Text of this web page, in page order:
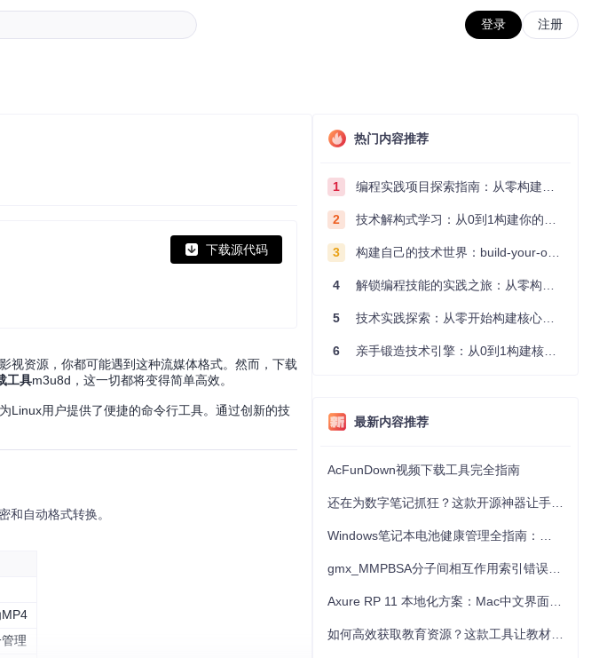
登录 注册
下载源代码
视资源，你都可能遇到这种流媒体格式。然而，下载
工具m3u8d，这一切都将变得简单高效。
Linux用户提供了便捷的命令行工具。通过创新的技
和自动格式转换。
理
热门内容推荐
1 编程实践项目探索指南：从零构建技术能力体系
2 技术解构式学习：从0到1构建你的编程知识体系
3 构建自己的技术世界：build-your-own-x项目的实践探索指南
4 解锁编程技能的实践之旅：从零构建你的技术世界
5 技术实践探索：从零开始构建核心系统的实践指南
6 亲手锻造技术引擎：从0到1构建核心系统的实践指南
最新内容推荐
AcFunDown视频下载工具完全指南